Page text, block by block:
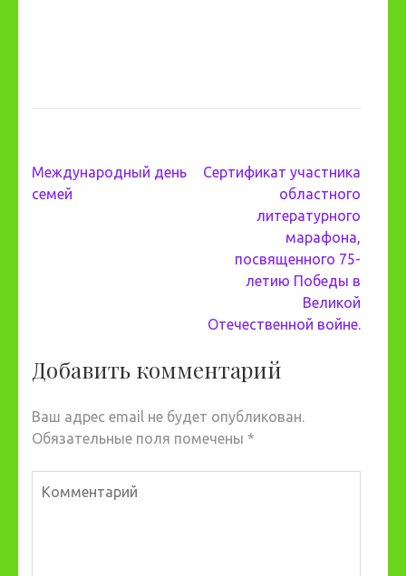
Навигация
по
Международный день
семей
Сертификат участника
областного
литературного
марафона,
посвященного 75-
летию Победы в
Великой
Отечественной войне.
Добавить комментарий
Ваш адрес email не будет опубликован.
Обязательные поля помечены *